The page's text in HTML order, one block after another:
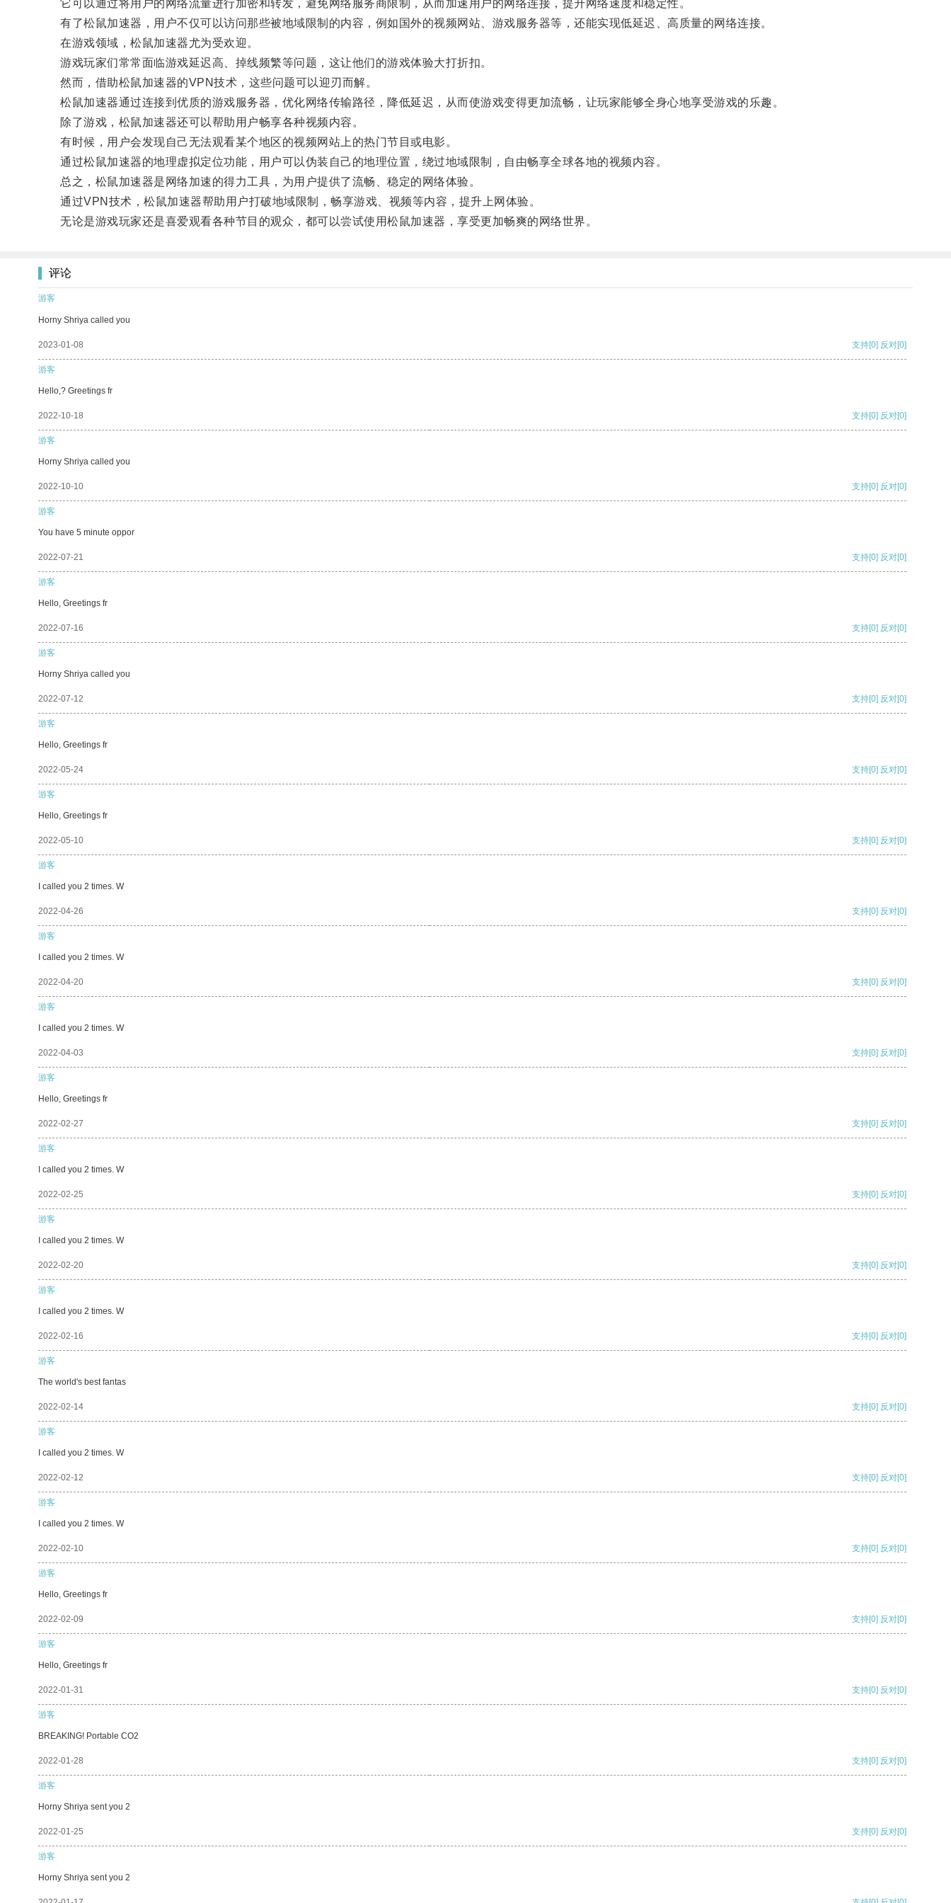
它可以通过将用户的网络流量进行加密和转发，避免网络服务商限制，从而加速用户的网络连接，提升网络速度和稳定性。
有了松鼠加速器，用户不仅可以访问那些被地域限制的内容，例如国外的视频网站、游戏服务器等，还能实现低延迟、高质量的网络连接。
在游戏领域，松鼠加速器尤为受欢迎。
游戏玩家们常常面临游戏延迟高、掉线频繁等问题，这让他们的游戏体验大打折扣。
然而，借助松鼠加速器的VPN技术，这些问题可以迎刃而解。
松鼠加速器通过连接到优质的游戏服务器，优化网络传输路径，降低延迟，从而使游戏变得更加流畅，让玩家能够全身心地享受游戏的乐趣。
除了游戏，松鼠加速器还可以帮助用户畅享各种视频内容。
有时候，用户会发现自己无法观看某个地区的视频网站上的热门节目或电影。
通过松鼠加速器的地理虚拟定位功能，用户可以伪装自己的地理位置，绕过地域限制，自由畅享全球各地的视频内容。
总之，松鼠加速器是网络加速的得力工具，为用户提供了流畅、稳定的网络体验。
通过VPN技术，松鼠加速器帮助用户打破地域限制，畅享游戏、视频等内容，提升上网体验。
无论是游戏玩家还是喜爱观看各种节目的观众，都可以尝试使用松鼠加速器，享受更加畅爽的网络世界。
评论
游客
Horny Shriya called you
2023-01-08 支持[0] 反对[0]
游客
Hello,? Greetings fr
2022-10-18 支持[0] 反对[0]
游客
Horny Shriya called you
2022-10-10 支持[0] 反对[0]
游客
You have 5 minute oppor
2022-07-21 支持[0] 反对[0]
游客
Hello, Greetings fr
2022-07-16 支持[0] 反对[0]
游客
Horny Shriya called you
2022-07-12 支持[0] 反对[0]
游客
Hello, Greetings fr
2022-05-24 支持[0] 反对[0]
游客
Hello, Greetings fr
2022-05-10 支持[0] 反对[0]
游客
I called you 2 times. W
2022-04-26 支持[0] 反对[0]
游客
I called you 2 times. W
2022-04-20 支持[0] 反对[0]
游客
I called you 2 times. W
2022-04-03 支持[0] 反对[0]
游客
Hello, Greetings fr
2022-02-27 支持[0] 反对[0]
游客
I called you 2 times. W
2022-02-25 支持[0] 反对[0]
游客
I called you 2 times. W
2022-02-20 支持[0] 反对[0]
游客
I called you 2 times. W
2022-02-16 支持[0] 反对[0]
游客
The world's best fantas
2022-02-14 支持[0] 反对[0]
游客
I called you 2 times. W
2022-02-12 支持[0] 反对[0]
游客
I called you 2 times. W
2022-02-10 支持[0] 反对[0]
游客
Hello, Greetings fr
2022-02-09 支持[0] 反对[0]
游客
Hello, Greetings fr
2022-01-31 支持[0] 反对[0]
游客
BREAKING! Portable CO2
2022-01-28 支持[0] 反对[0]
游客
Horny Shriya sent you 2
2022-01-25 支持[0] 反对[0]
游客
Horny Shriya sent you 2